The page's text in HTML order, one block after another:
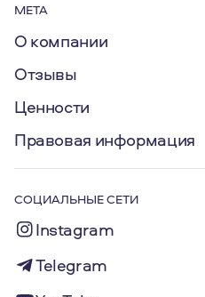
МЕТА
О компании
Отзывы
Ценности
Правовая информация
СОЦИАЛЬНЫЕ СЕТИ
Instagram
Telegram